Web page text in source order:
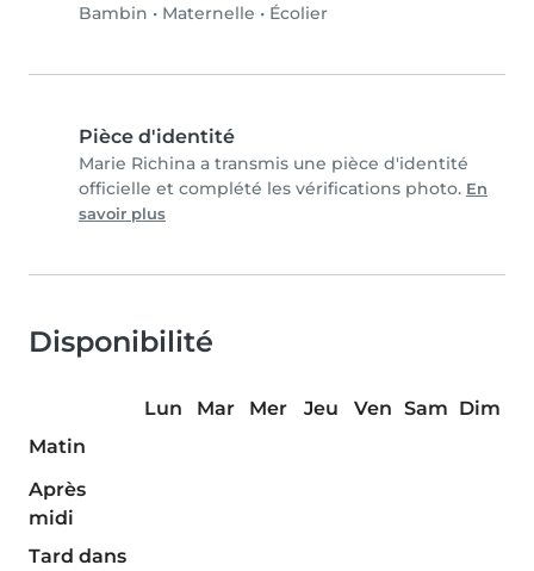
Bambin • Maternelle • Écolier
Pièce d'identité
Marie Richina a transmis une pièce d'identité
officielle et complété les vérifications photo. En
savoir plus
Disponibilité
Lun Mar Mer Jeu Ven Sam Dim
Matin
Après
midi
Tard dans